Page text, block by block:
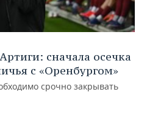
сначала осечка
с «Оренбургом»
срочно закрывать